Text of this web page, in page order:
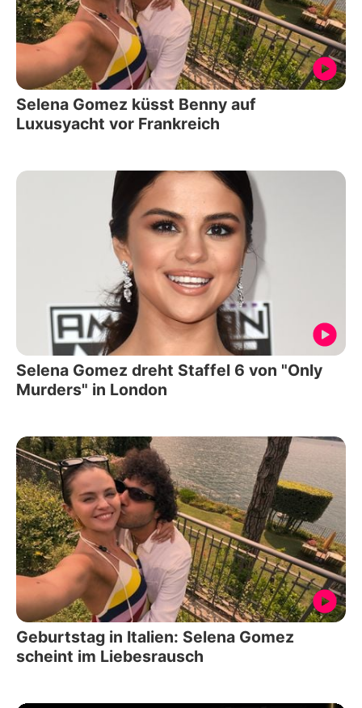
Selena Gomez küsst Benny auf
Luxusyacht vor Frankreich
Selena Gomez dreht Staffel 6 von "Only
Murders" in London
Geburtstag in Italien: Selena Gomez
scheint im Liebesrausch